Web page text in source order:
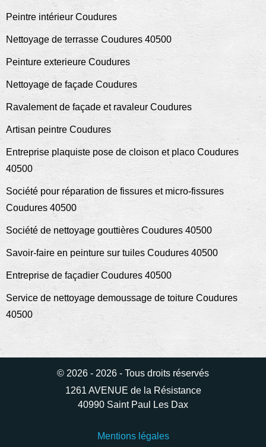
Peintre intérieur Coudures
Nettoyage de terrasse Coudures 40500
Peinture exterieure Coudures
Nettoyage de façade Coudures
Ravalement de façade et ravaleur Coudures
Artisan peintre Coudures
Entreprise plaquiste pose de cloison et placo Coudures
40500
Société pour réparation de fissures et micro-fissures
Coudures 40500
Société de nettoyage gouttières Coudures 40500
Savoir-faire en peinture sur tuiles Coudures 40500
Entreprise de façadier Coudures 40500
Service de nettoyage demoussage de toiture Coudures
40500
© 2026 - 2026 - Tous droits réservés
1261 AVENUE de la Résistance
40990 Saint Paul Les Dax
Mentions légales